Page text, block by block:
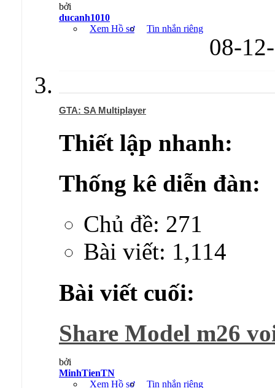
bởi
ducanh1010
Xem Hồ sơ
Tin nhắn riêng
08-
GTA: SA Multiplayer
Thiết lập nhanh:
Thống kê diễn đàn:
Chủ đề: 271
Bài viết: 1,114
Bài viết cuối:
Share Model m26
bởi
MinhTienTN
Xem Hồ sơ
Tin nhắn riêng